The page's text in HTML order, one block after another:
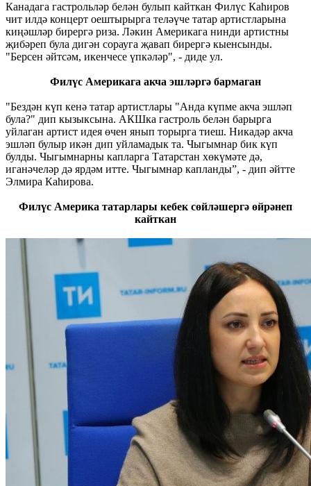
Канадага гастрольләр белән булып кайткан Филүс Каһиров
чит илдә концерт оештырырга теләүче татар артистларына
киңәшләр бирергә риза. Ләкин Америкага нинди артистны
җибәреп була дигән сорауга җавап бирергә кыенсынды.
"Берсен әйтсәм, икенчесе үпкәләр", - диде ул.
Филүс Америкага акча эшләргә бармаган
"Бездән күп кенә татар артистлары "Анда күпме акча эшләп
була?" дип кызыксына. АКШка гастроль белән барырга
уйлаган артист идея өчен янып торырга тиеш. Никадәр акча
эшләп булыр икән дип уйламадык та. Чыгымнар бик күп
булды. Чыгымнарны капларга Татарстан хөкүмәте дә,
иганәчеләр дә ярдәм итте. Чыгымнар капланды”, - дип әйтте
Элмира Каһирова.
Филүс Америка татарлары кебек сөйләшергә өйрәнеп
кайткан